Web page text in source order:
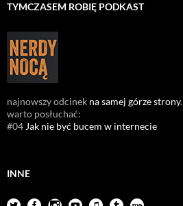
TYMCZASEM ROBIĘ PODKAST
najnowszy odcinek na samej górze strony.
warto posłuchać:
#04 Jak nie być bucem w internecie
INNE